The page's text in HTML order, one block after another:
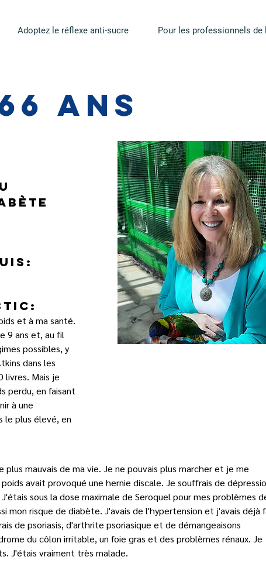
Adoptez le réflexe anti-sucre Pour les professionnels de
ans
et à ma santé.
9 ans et, au fil
possibles, y
dans les
livres. Mais je
perdu, en faisant
à une
le plus élevé, en
mauvais de ma vie. Je ne pouvais plus marcher et je me
avait provoqué une hernie discale. Je souffrais de
sous la dose maximale de Seroquel pour mes problèmes
mon risque de diabète. J'avais de l'hypertension et j'avais déjà
de psoriasis, d'arthrite psoriasique et de démangeaisons
du côlon irritable, un foie gras et des problèmes rénaux. Je
J'étais vraiment très malade.